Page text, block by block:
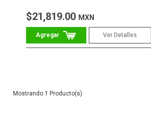
$21,819.00 MXN
Ver Detalles
1